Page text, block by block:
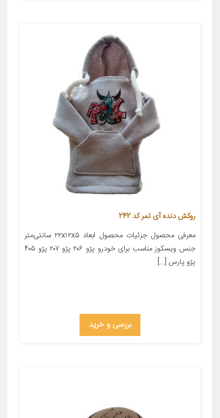
روکش دنده آی تمر کد 242
معرفی محصول جزئیات محصول ابعاد ۲۲x۱۲x۵ سانتی‌متر
جنس ویسکوز مناسب برای خودرو پژو ۲۰۶ پژو ۲۰۷ پژو ۴۰۵
پژو پارس […]
بررسی و خرید